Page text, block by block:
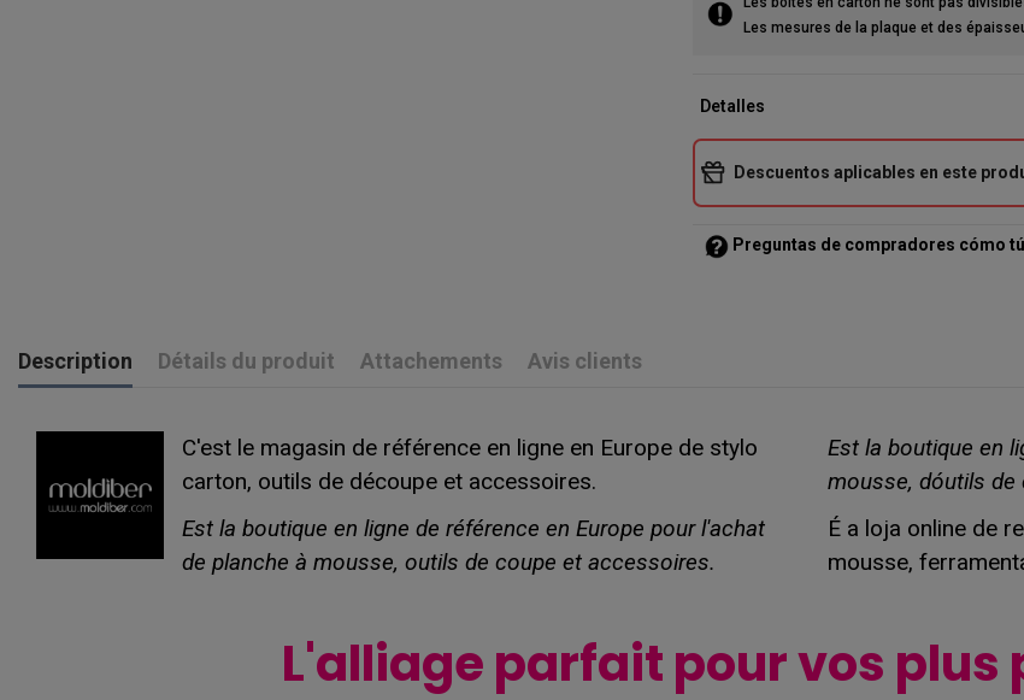
Les mesures de la plaque et des
Detalles
Descuentos aplicables en este
Preguntas de compradores cómo tú
Description Détails du produit Attachements Avis clients
C'est le magasin de référence en ligne en Europe de stylo
carton, outils de découpe et accessoires.
Est la boutique en ligne de référence en Europe pour l'achat
de planche à mousse, outils de coupe et accessoires.
Est la boutique en
mousse, dóutils de
É a loja online de
mousse,
L'alliage parfait pour vos